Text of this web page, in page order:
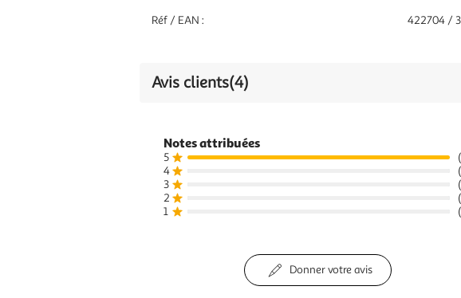
Réf / EAN : 422704 /
Avis clients(4)
Notes attribuées
5
4
3
2
1
Donner votre avis